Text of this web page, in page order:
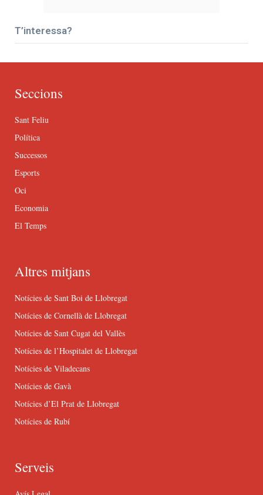
T’interessa?
Seccions
Sant Feliu
Política
Successos
Esports
Oci
Economia
El Temps
Altres mitjans
Notícies de Sant Boi de Llobregat
Notícies de Cornellà de Llobregat
Notícies de Sant Cugat del Vallès
Notícies de l’Hospitalet de Llobregat
Notícies de Viladecans
Notícies de Gavà
Notícies d’El Prat de Llobregat
Notícies de Rubí
Serveis